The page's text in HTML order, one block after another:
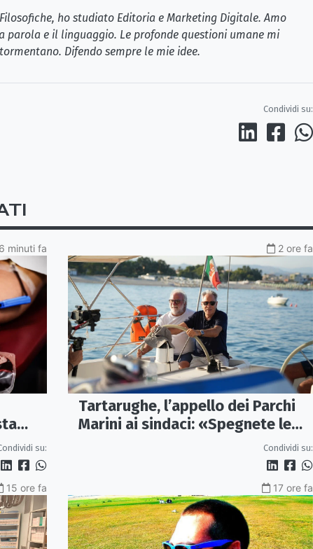
ho studiato Editoria e Marketing Digitale. Amo
parola e il linguaggio. Le profonde questioni umane mi
Difendo sempre le mie idee.
Condividi su:
6 minuti fa
Rh+
su:
2 ore fa
Tartarughe, l’appello dei Parchi
Marini ai sindaci: «Spegnete le
Condividi su:
15 ore fa 17 ore fa